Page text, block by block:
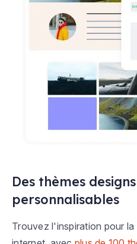
Des thèmes
personnalisables
Trouvez l'inspiration pour